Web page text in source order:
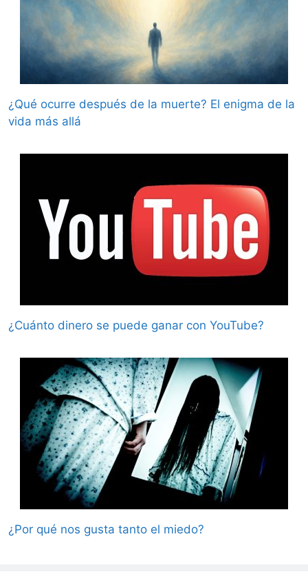
¿Qué ocurre después de la muerte? El enigma de la
vida más allá
¿Cuánto dinero se puede ganar con YouTube?
¿Por qué nos gusta tanto el miedo?